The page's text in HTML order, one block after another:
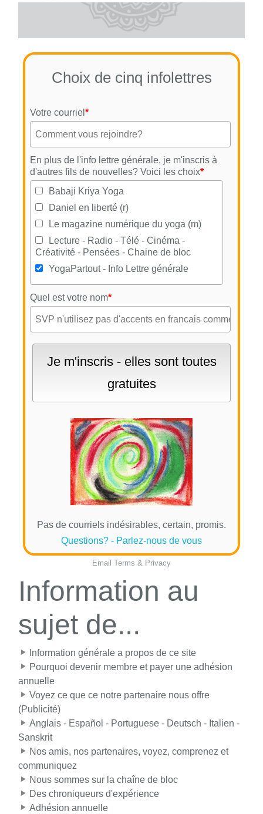
Choix de cinq infolettres
Votre courriel *
En plus de l'info lettre générale, je m'inscris à
d'autres fils de nouvelles? Voici les choix*
Babaji Kriya Yoga
Daniel en liberté (r)
Le magazine numérique du yoga (m)
Lecture - Radio - Télé - Cinéma -
Créativité - Pensées - Chaine de bloc
YogaPartout - Info Lettre générale
Quel est votre nom*
Pas de courriels indésirables, certain, promis.
Questions? - Parlez-nous de vous
Email Terms & Privacy
Information au
sujet de...
Information générale a propos de ce site
Pourquoi devenir membre et payer une adhésion
annuelle
Voyez ce que ce notre partenaire nous offre
(Publicité)
Anglais - Español - Portuguese - Deutsch - Italien -
Sanskrit
Nos amis, nos partenaires, voyez, comprenez et
communiquez
Nous sommes sur la chaîne de bloc
Des chroniqueurs d'expérience
Adhésion annuelle